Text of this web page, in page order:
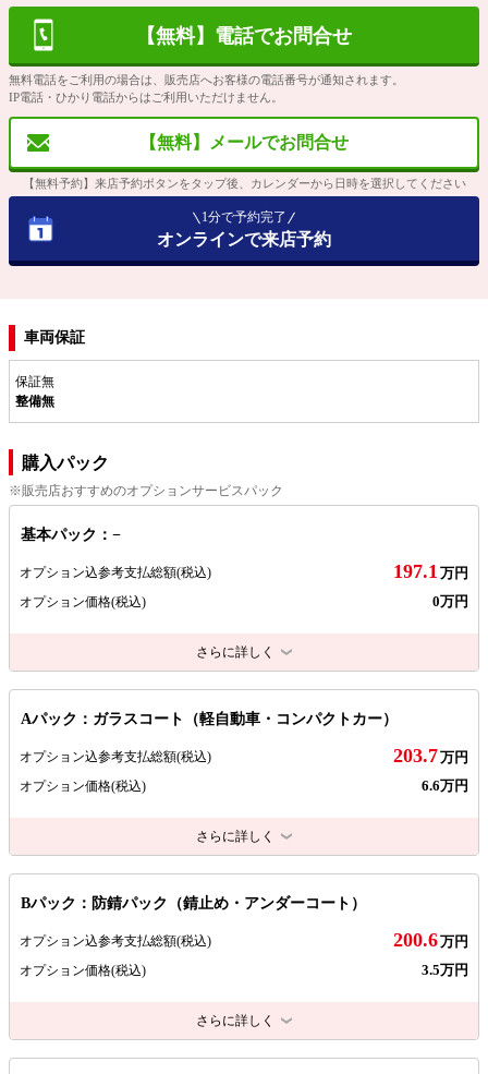
【無料】電話でお問合せ
無料電話をご利用の場合は、販売店へお客様の電話番号が通知されます。
IP電話・ひかり電話からはご利用いただけません。
【無料】メールでお問合せ
【無料予約】来店予約ボタンをタップ後、カレンダーから日時を選択してください
1分で予約完了
オンラインで来店予約
車両保証
保証無
整備無
購入パック
※販売店おすすめのオプションサービスパック
基本パック：−
オプション込参考支払総額(税込) 197.1 万円
オプション価格(税込) 0万円
さらに詳しく
Aパック：ガラスコート（軽自動車・コンパクトカー）
オプション込参考支払総額(税込) 203.7万円
オプション価格(税込) 6.6万円
さらに詳しく
Bパック：防錆パック（錆止め・アンダーコート）
オプション込参考支払総額(税込) 200.6万円
オプション価格(税込) 3.5万円
さらに詳しく